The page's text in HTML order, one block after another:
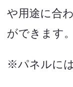
や用途に合
ができます。
※パネルに